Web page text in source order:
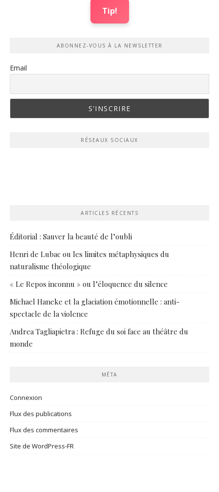
Tip!
ABONNEZ-VOUS À LA NEWSLETTER
Email
RÉSEAUX SOCIAUX
ARTICLES RÉCENTS
Éditorial : Sauver la beauté de l’oubli
Henri de Lubac ou les limites métaphysiques du
naturalisme théologique
« Le Repos inconnu » ou l’éloquence du silence
Michael Haneke et la glaciation émotionnelle : anti-
spectacle de la violence
Andrea Tagliapietra : Refuge du soi face au théâtre du
monde
MÉTA
Connexion
Flux des publications
Flux des commentaires
Site de WordPress-FR